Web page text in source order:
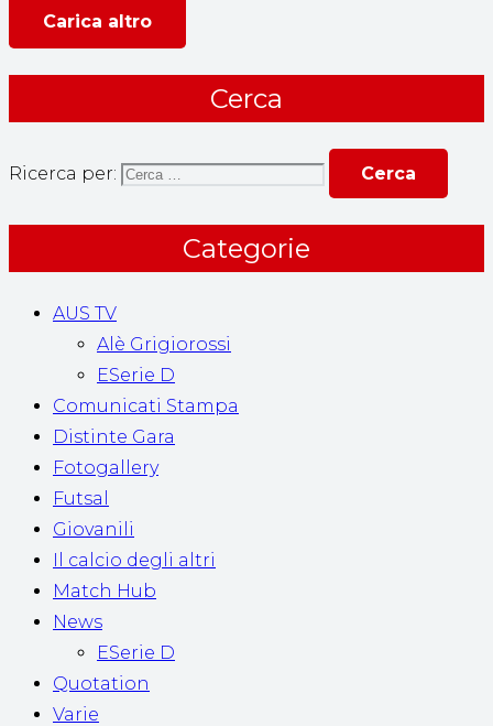
Carica altro
Cerca
Ricerca per:
Categorie
AUS TV
Alè Grigiorossi
ESerie D
Comunicati Stampa
Distinte Gara
Fotogallery
Futsal
Giovanili
Il calcio degli altri
Match Hub
News
ESerie D
Quotation
Varie